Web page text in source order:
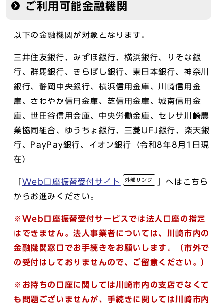
ご利用可能金融機関
以下の金融機関が対象となります。
三井住友銀行、みずほ銀行、横浜銀行、りそな銀
行、群馬銀行、きらぼし銀行、東日本銀行、神奈川
銀行、静岡中央銀行、横浜信用金庫、川崎信用金
庫、さわやか信用金庫、芝信用金庫、城南信用金
庫、世田谷信用金庫、中央労働金庫、セレサ川崎農
業協同組合、ゆうちょ銀行、三菱UFJ銀行、楽天銀
行、PayPay銀行、イオン銀行（令和8年8月1日現
在）
Web口座振替受付サイト 外部リンク
」へはこちら
からお進みください。
※Web口座振替受付サービスでは法人口座の指定
はできません。法人事業者については、川崎市内の
金融機関窓口でお手続きをお願いします。（市外で
の受付はしておりませんので、ご留意ください。）
※お持ちの口座に関しては川崎市内の支店でなくて
も問題ございませんが、手続きに関しては川崎市内